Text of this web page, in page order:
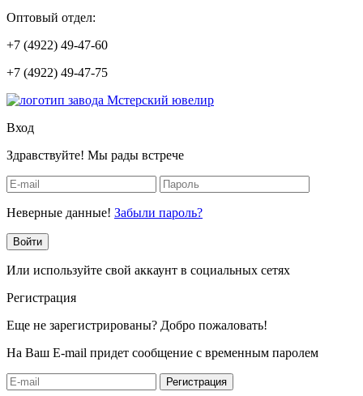
Оптовый отдел:
+7 (4922) 49-47-60
+7 (4922) 49-47-75
Вход
Здравствуйте! Мы рады встрече
Неверные данные! Забыли пароль?
Войти
Или используйте свой аккаунт в социальных сетях
Регистрация
Еще не зарегистрированы? Добро пожаловать!
На Ваш E-mail придет сообщение с временным паролем
Регистрация